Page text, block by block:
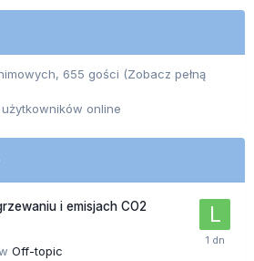
655 gości (Zobacz pełną
online
i emisjach CO2
Off-topic